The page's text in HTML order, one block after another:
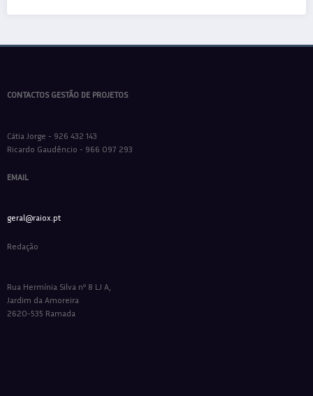
CONTACTOS GESTÃO DE PROJETOS
Cátia Jorge - 926 432 143
Ricardo Gaudêncio - 966 097 293
EMAIL
geral@raiox.pt
Redação
Rua Hermínia Silva nº 8 LJ A,
Jardim da Amoreira
2620-535 Ramada